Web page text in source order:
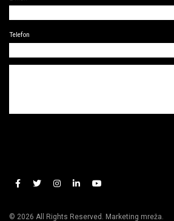
Telefon
© 2026 All Rights Reserved. Marketing mreža.